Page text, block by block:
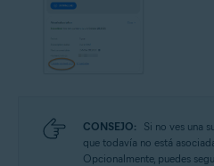
CONSEJO:
Si no ves una
que todavía no está
Opcionalmente, puedes